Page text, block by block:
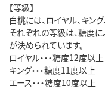
【等級】
白桃には、ロイヤル、キン
それぞれの等級は、糖度
が決められています。
ロイヤル・・・糖度12度以上
キング・・・糖度11度以上
エース・・・糖度10度以上